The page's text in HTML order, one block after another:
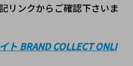
リンクからご確認下さいま
ト BRAND COLLECT ONLI